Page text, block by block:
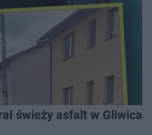
świeży asfalt w